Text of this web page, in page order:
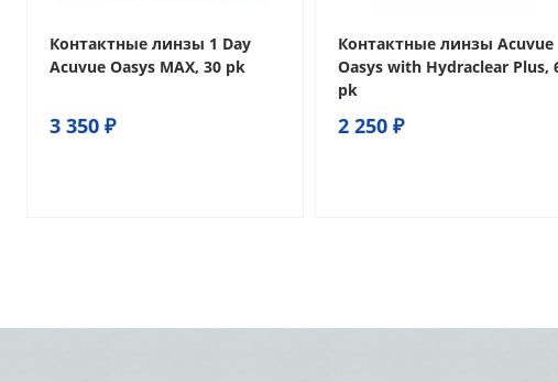
Контактные линзы 1 Day
Acuvue Oasys MAX, 30 pk
3 350 ₽
Контактные линзы Acuvue
Oasys with Hydraclear Plus,
pk
2 250 ₽